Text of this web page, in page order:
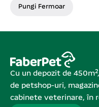
Pungi Fermoar
Cu un depozit de
de petshop-uri,
cabinete veterinare, în